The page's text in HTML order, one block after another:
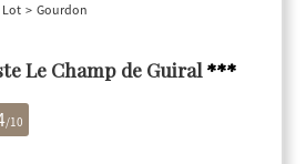
Le Champ de Guiral ***
Lot
Gourdon
/10